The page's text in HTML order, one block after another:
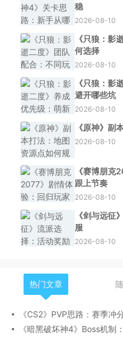
稳
2026-08-10
《只狼：影
何选择
2026-08-10
《只狼：影
避开哪些坑
2026-08-10
《原神》副
2026-08-10
《赛博朋克
跟上节奏
2026-08-10
《剑与远征
服
2026-08-10
热门文章
《CS2》PVP思路：赛季冲
《暗黑破坏神4》Boss机制